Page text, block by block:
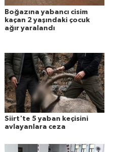
Boğazına yabancı cisim
kaçan 2 yaşındaki çocuk
ağır yaralandı
Siirt'te 5 yaban keçisini
avlayanlara ceza